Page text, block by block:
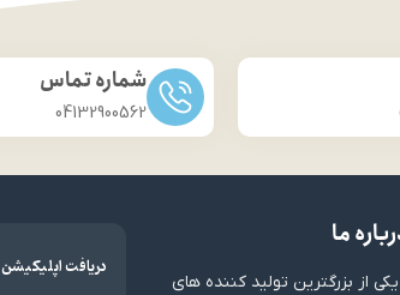
شماره تماس
04132900562
ما
از بزرگترین تولید کننده های
دریافت اپلیکیشن